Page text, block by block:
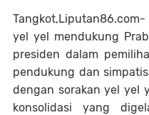
yel yel mendukung
presiden dalam
pendukung dan
dengan sorakan yel yel
konsolidasi yang